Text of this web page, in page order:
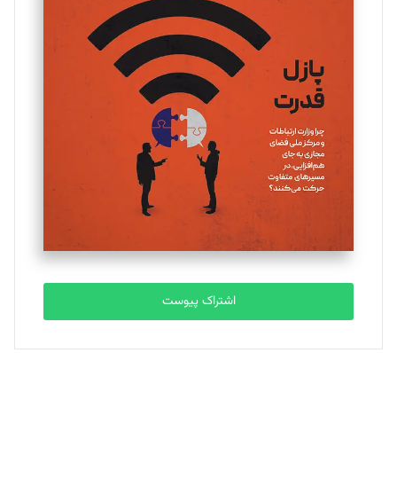
یسنا امان‌پور
تحریریه
ملینا جعفری
تحریریه
مصطفی مسجدی آرانی
تحریریه
بابک نقاش
تحریریه
اشتراک پیوست